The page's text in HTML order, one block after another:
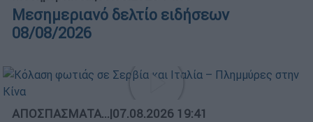
Μεσημεριανό δελτίο ειδήσεων
08/08/2026
ΑΠΟΣΠΑΣΜΑΤΑ...|07.08.2026 19:41